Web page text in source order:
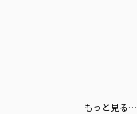
もっと見る…